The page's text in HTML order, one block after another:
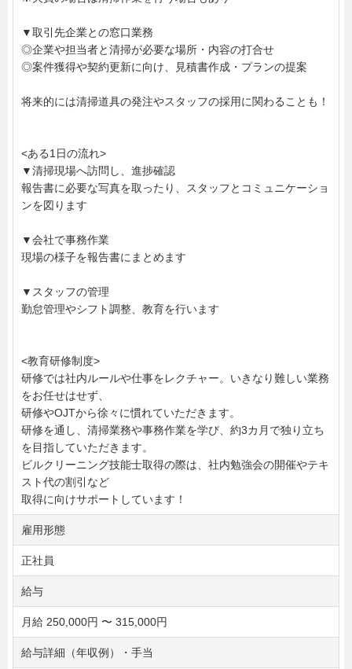
▼取引先企業との窓口業務
◎企業や担当者と清掃が必要な場所・内容の打合せ
◎案件獲得や契約更新に向け、見積書作成・プランの提案
将来的には清掃道具の発注やスタッフの採用に関わることも！
<ある1日の流れ>
▼清掃現場へ訪問し、進捗確認
報告書に必要な写真を取ったり、スタッフとコミュニケーショ
ンを図ります
▼会社で事務作業
現場の様子を報告書にまとめます
▼スタッフの管理
勤怠管理やシフト調整、教育を行います
<教育研修制度>
研修では社内ルールや仕事をレクチャー。いきなり難しい業務
をお任せはせず、
研修やOJTから徐々に慣れていただきます。
研修を通し、清掃業務や事務作業を学び、約3カ月で独り立ち
を目指していただきます。
ビルクリーニング技能士取得の際は、社内勉強会の開催やテキ
スト代の割引など
取得に向けサポートしています！
雇用形態
正社員
給与
月給 250,000円 〜 315,000円
給与詳細（年収例）・手当